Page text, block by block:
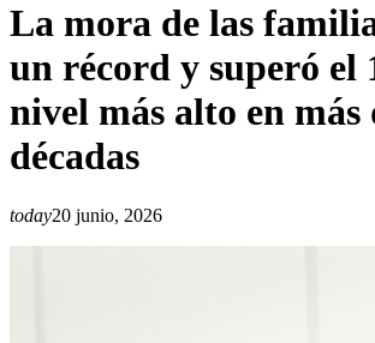
La mora de las
un récord y superó el
nivel más alto en más
décadas
today20 junio, 2026